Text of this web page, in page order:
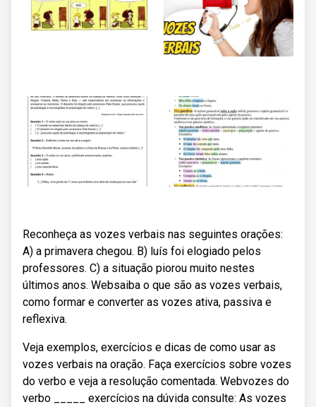
Reconheça as vozes verbais nas seguintes orações:
A) a primavera chegou. B) luís foi elogiado pelos
professores. C) a situação piorou muito nestes
últimos anos. Websaiba o que são as vozes verbais,
como formar e converter as vozes ativa, passiva e
reflexiva.
Veja exemplos, exercícios e dicas de como usar as
vozes verbais na oração. Faça exercícios sobre vozes
do verbo e veja a resolução comentada. Webvozes do
verbo _____ exercícios na dúvida consulte: As vozes